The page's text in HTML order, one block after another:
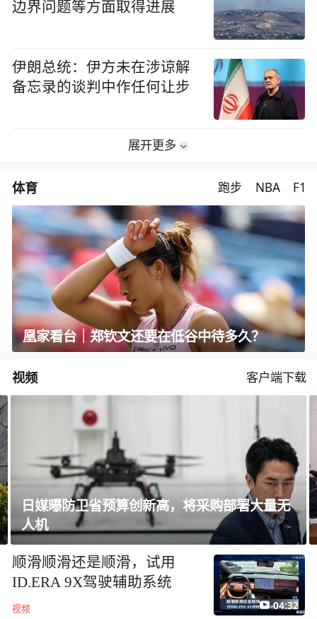
边界问题等方面取得进展
伊朗总统：伊方未在涉谅解
备忘录的谈判中作任何让步
展开更多
体育 跑步 NBA F1
凰家看台｜郑钦文还要在低谷中待多久？
视频 客户端下载
韩国足协就“性招待”外国裁判丑闻致歉
顺滑顺滑还是顺滑，试用
ID.ERA 9X驾驶辅助系统
视频 04:32